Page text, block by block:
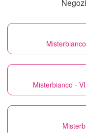
Misterbianco -